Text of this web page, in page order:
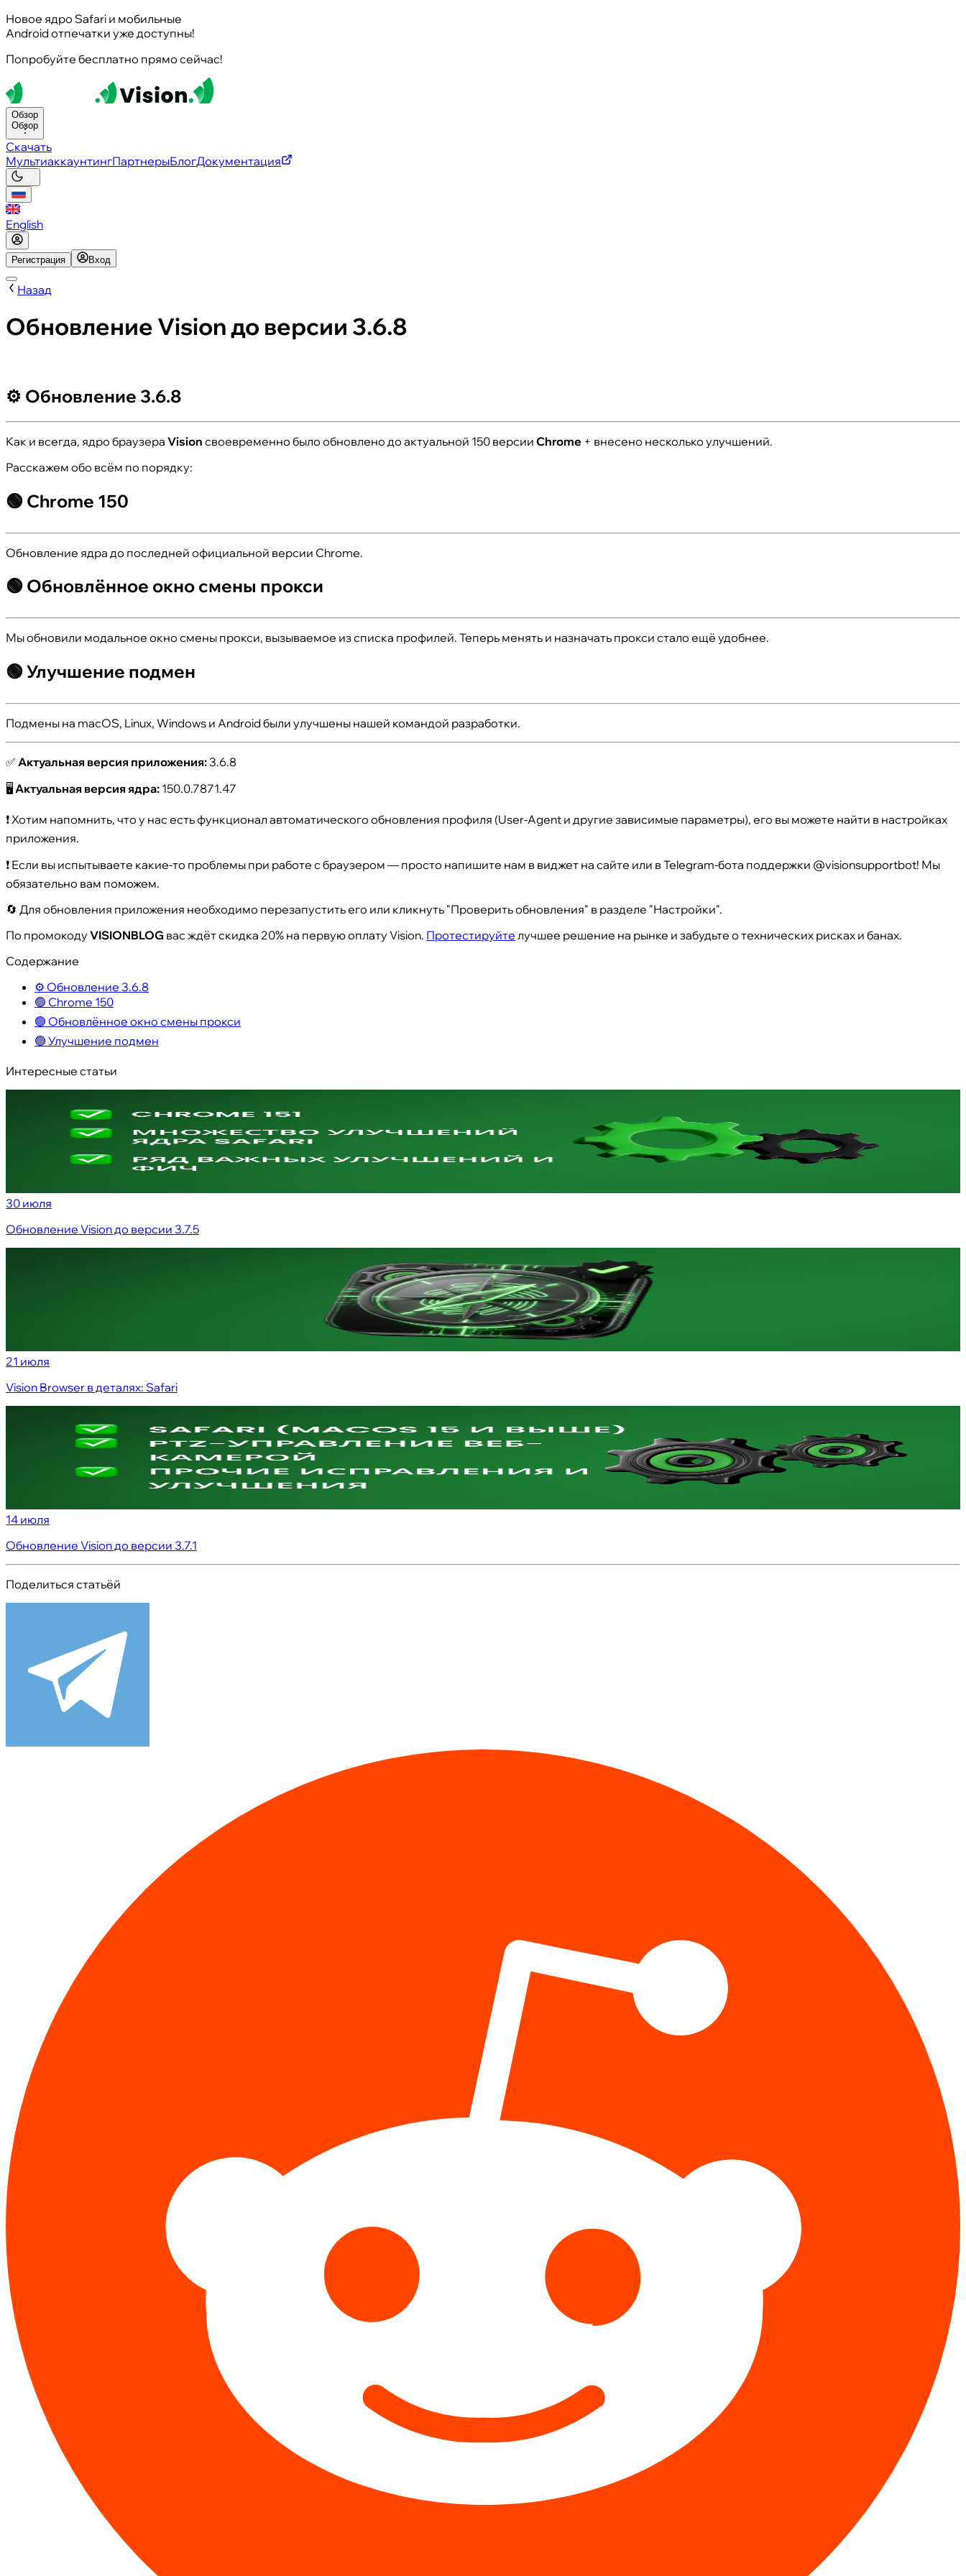
Новое ядро Safari и мобильные
Android отпечатки уже доступны!
Попробуйте бесплатно прямо сейчас!
Обзор
Обзор
Скачать
МультиаккаунтингПартнерыБлогДокументация
English
Регистрация Вход
Назад
Обновление Vision до версии 3.6.8
⚙️ Обновление 3.6.8
Как и всегда, ядро браузера Vision своевременно было обновлено до актуальной 150 версии Chrome + внесено несколько улучшений.
Расскажем обо всём по порядку:
🟢 Chrome 150
Обновление ядра до последней официальной версии Chrome.
🟢 Обновлённое окно смены прокси
Мы обновили модальное окно смены прокси, вызываемое из списка профилей. Теперь менять и назначать прокси стало ещё удобнее.
🟢 Улучшение подмен
Подмены на macOS, Linux, Windows и Android были улучшены нашей командой разработки.
✅ Актуальная версия приложения:3.6.8
🖥 Актуальная версия ядра: 150.0.7871.47
❗ Хотим напомнить, что у нас есть функционал автоматического обновления профиля (User-Agent и другие зависимые параметры), его вы можете найти в настройках
приложения.
❗ Если вы испытываете какие-то проблемы при работе с браузером — просто напишите нам в виджет на сайте или в Telegram-бота поддержки @visionsupportbot! Мы
обязательно вам поможем.
🔄 Для обновления приложения необходимо перезапустить его или кликнуть "Проверить обновления" в разделе "Настройки".
По промокоду VISIONBLOG вас ждёт скидка 20% на первую оплату Vision. Протестируйте лучшее решение на рынке и забудьте о технических рисках и банах.
Содержание
⚙️ Обновление 3.6.8
🟢 Chrome 150
🟢 Обновлённое окно смены прокси
🟢 Улучшение подмен
Интересные статьи
30 июля
Обновление Vision до версии 3.7.5
21 июля
Vision Browser в деталях: Safari
14 июля
Обновление Vision до версии 3.7.1
Поделиться статьёй